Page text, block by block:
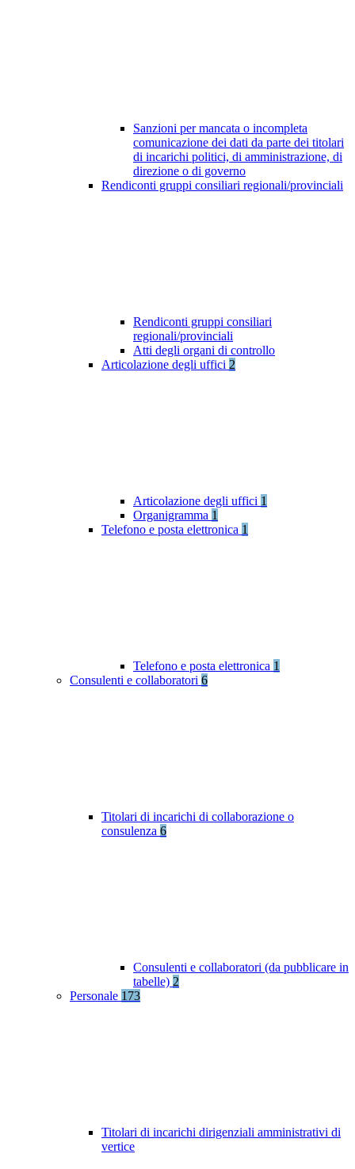
Sanzioni per mancata o incompleta
comunicazione dei dati da parte dei titolari
di incarichi politici, di amministrazione, di
direzione o di governo
Rendiconti gruppi consiliari regionali/provinciali
Rendiconti gruppi consiliari
regionali/provinciali
Atti degli organi di controllo
Articolazione degli uffici 2
Articolazione degli uffici 1
Organigramma 1
Telefono e posta elettronica 1
Telefono e posta elettronica 1
Consulenti e collaboratori 6
Titolari di incarichi di collaborazione o
consulenza 6
Consulenti e collaboratori (da pubblicare in
tabelle) 2
Personale 173
Titolari di incarichi dirigenziali amministrativi di
vertice